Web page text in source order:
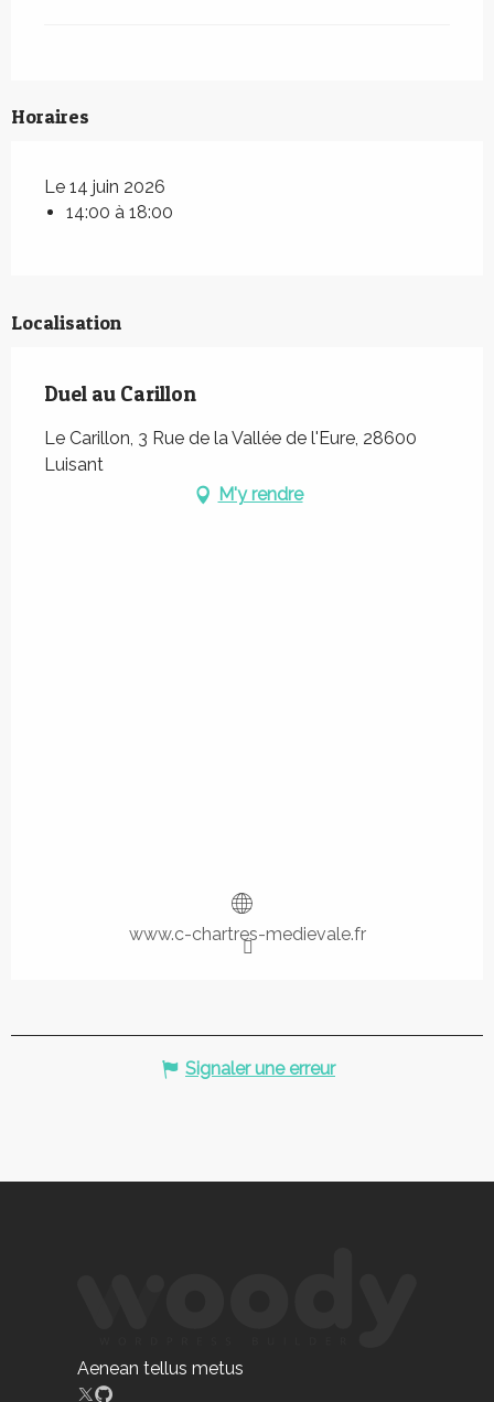
Horaires
Le 14 juin 2026
14:00 à 18:00
Localisation
Duel au Carillon
Le Carillon, 3 Rue de la Vallée de l'Eure, 28600
Luisant
M'y rendre
www.c-chartres-medievale.fr
Signaler une erreur
Aenean tellus metus